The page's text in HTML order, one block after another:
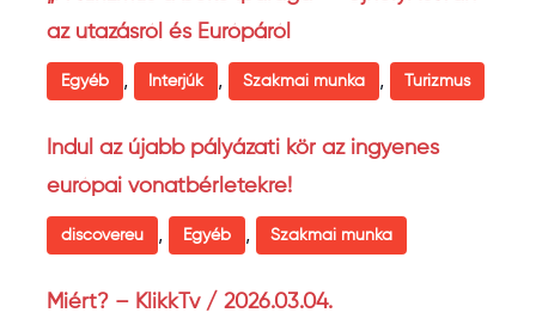
az utazásról és Európáról
Egyéb , Interjúk , Szakmai munka , Turizmus
Indul az újabb pályázati kör az ingyenes
európai vonatbérletekre!
discovereu , Egyéb , Szakmai munka
Miért? – KlikkTv / 2026.03.04.